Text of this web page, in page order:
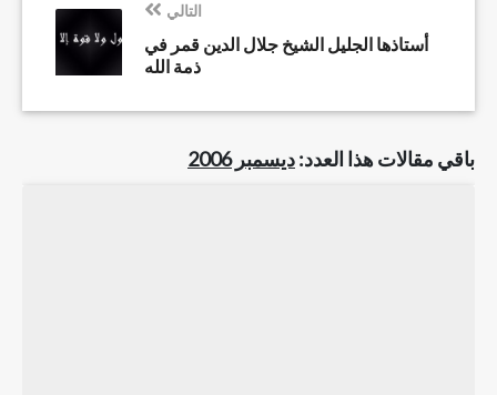
باقي مقالات هذا العدد:ديسمبر 2006
التالي
أستاذها الجليل الشيخ جلال الدين قمر في
ذمة الله